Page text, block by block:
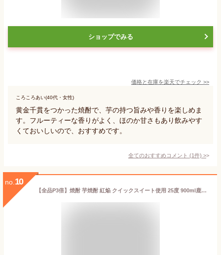
ショップでみる
価格と在庫を楽天でチェック >>
ころころあい(40代・女性)
黄金千貫をつかった焼酎で、芋の持つ旨みや香りを楽しめま
す。フルーティーな香りがよく、ほのか甘さもあり飲みやす
くておいしいので、おすすめです。
全てのおすすめコメント (1件) >
no. 10
【全品P3倍】焼酎 芋焼酎 紅焔 クイックスイート使用 25度 900ml鹿児島県 萬世酒造 蜜芋 甘い 5合 紅芋P3倍は2023/9/19(火)20：00〜9/24(日)1：59